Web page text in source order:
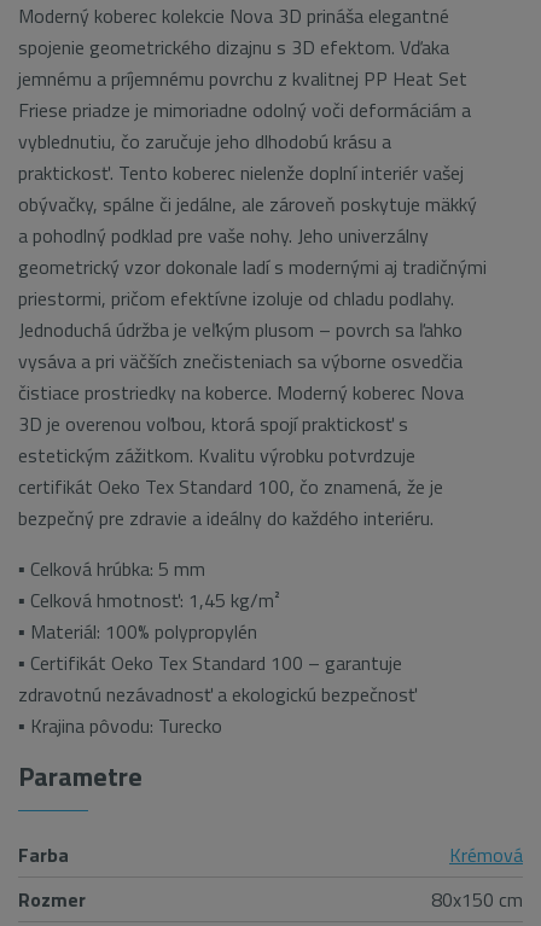
Moderný koberec kolekcie Nova 3D prináša elegantné
spojenie geometrického dizajnu s 3D efektom. Vďaka
jemnému a príjemnému povrchu z kvalitnej PP Heat Set
Friese priadze je mimoriadne odolný voči deformáciám a
vyblednutiu, čo zaručuje jeho dlhodobú krásu a
praktickosť. Tento koberec nielenže doplní interiér vašej
obývačky, spálne či jedálne, ale zároveň poskytuje mäkký
a pohodlný podklad pre vaše nohy. Jeho univerzálny
geometrický vzor dokonale ladí s modernými aj tradičnými
priestormi, pričom efektívne izoluje od chladu podlahy.
Jednoduchá údržba je veľkým plusom – povrch sa ľahko
vysáva a pri väčších znečisteniach sa výborne osvedčia
čistiace prostriedky na koberce. Moderný koberec Nova
3D je overenou voľbou, ktorá spojí praktickosť s
estetickým zážitkom. Kvalitu výrobku potvrdzuje
certifikát Oeko Tex Standard 100, čo znamená, že je
bezpečný pre zdravie a ideálny do každého interiéru.
▪ Celková hrúbka: 5 mm
▪ Celková hmotnosť: 1,45 kg/m²
▪ Materiál: 100% polypropylén
▪ Certifikát Oeko Tex Standard 100 – garantuje
zdravotnú nezávadnosť a ekologickú bezpečnosť
▪ Krajina pôvodu: Turecko
Parametre
Farba
Krémová
Rozmer
80x150 cm